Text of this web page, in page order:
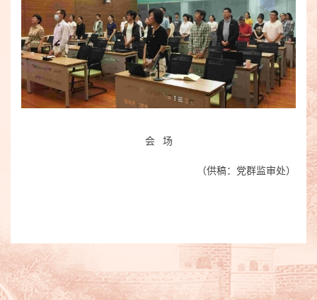
会 场
（供稿：党群监审处）